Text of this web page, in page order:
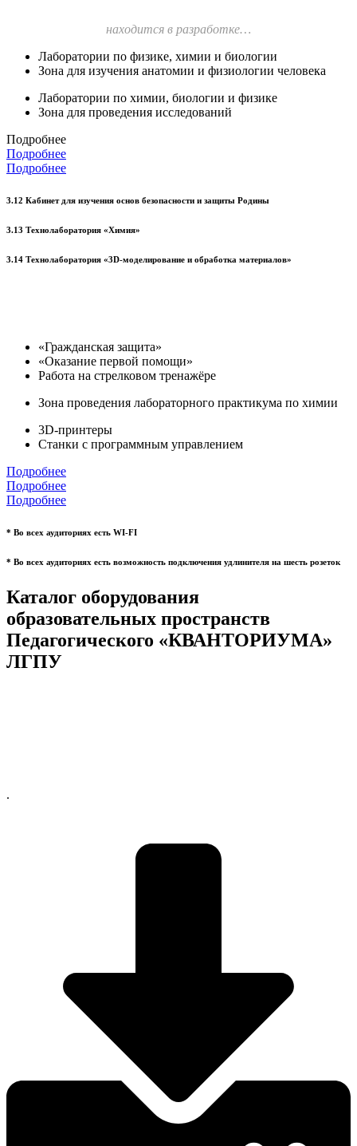
находится в разработке…
Лаборатории по физике, химии и биологии
Зона для изучения анатомии и физиологии человека
Лаборатории по химии, биологии и физике
Зона для проведения исследований
Подробнее
Подробнее
Подробнее
3.12 Кабинет для изучения основ безопасности и защиты Родины
3.13 Технолаборатория «Химия»
3.14 Технолаборатория «3D-моделирование и обработка материалов»
«Гражданская защита»
«Оказание первой помощи»
Работа на стрелковом тренажёре
Зона проведения лабораторного практикума по химии
3D-принтеры
Станки с программным управлением
Подробнее
Подробнее
Подробнее
* Во всех аудиториях есть WI-FI
* Во всех аудиториях есть возможность подключения удлинителя на шесть розеток
Каталог оборудования
образовательных пространств
Педагогического «КВАНТОРИУМА»
ЛГПУ
.